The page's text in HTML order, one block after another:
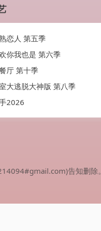
恋人 第五季
你我也是 第六季
厅 第十季
大逃脱大神版 第八季
2026
告知删除。